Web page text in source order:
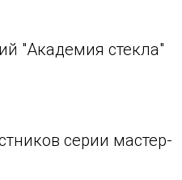
"Академия стекла"
серии мастер-